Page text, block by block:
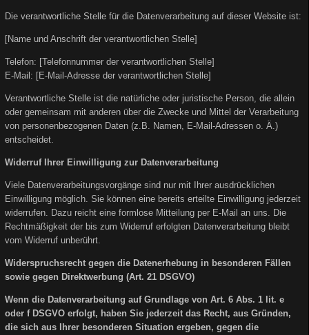
Die verantwortliche Stelle für die Datenverarbeitung auf dieser Website ist:
[Name und Anschrift der verantwortlichen Stelle]
Telefon: [Telefonnummer der verantwortlichen Stelle]
E-Mail: [E-Mail-Adresse der verantwortlichen Stelle]
Verantwortliche Stelle ist die natürliche oder juristische Person, die allein
oder gemeinsam mit anderen über die Zwecke und Mittel der Verarbeitung
von personenbezogenen Daten (z.B. Namen, E-Mail-Adressen o. Ä.)
entscheidet.
Widerruf Ihrer Einwilligung zur Datenverarbeitung
Viele Datenverarbeitungsvorgänge sind nur mit Ihrer ausdrücklichen
Einwilligung möglich. Sie können eine bereits erteilte Einwilligung jederzeit
widerrufen. Dazu reicht eine formlose Mitteilung per E-Mail an uns. Die
Rechtmäßigkeit der bis zum Widerruf erfolgten Datenverarbeitung bleibt
vom Widerruf unberührt.
Widerspruchsrecht gegen die Datenerhebung in besonderen Fällen
sowie gegen Direktwerbung (Art. 21 DSGVO)
Wenn die Datenverarbeitung auf Grundlage von Art. 6 Abs. 1 lit. e
oder f DSGVO erfolgt, haben Sie jederzeit das Recht, aus Gründen,
die sich aus Ihrer besonderen Situation ergeben, gegen die